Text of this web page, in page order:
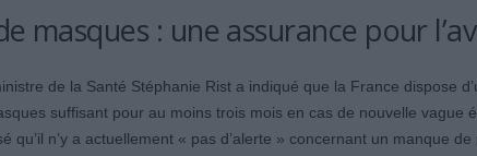
masques : une assurance pour
de la Santé Stéphanie Rist a indiqué que la France dispose
suffisant pour au moins trois mois en cas de nouvelle vague
qu’il n’y a actuellement « pas d’alerte » concernant un manque de